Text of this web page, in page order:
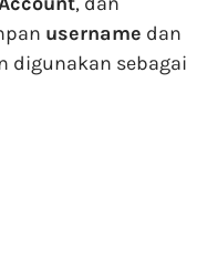
username dan
digunakan sebagai